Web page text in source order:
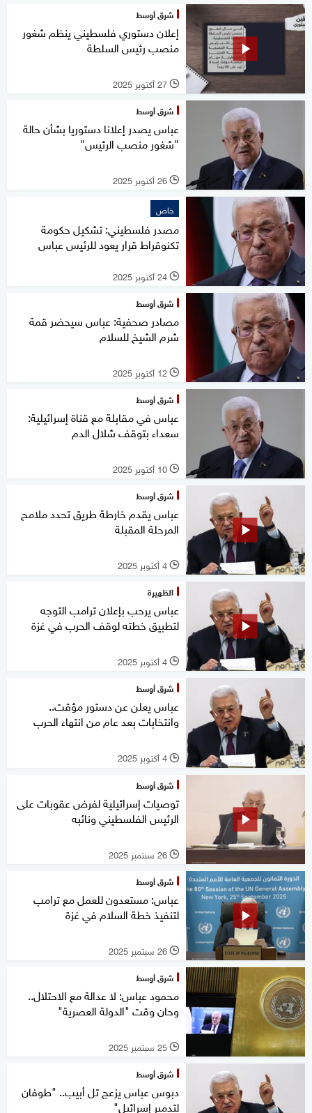
شرق أوسط
إعلان دستوري فلسطيني ينظم شغور
منصب رئيس السلطة
l 27 أكتوبر 2025
شرق أوسط
عباس يصدر إعلانا دستوريا بشأن حالة
"شغور منصب الرئيس"
l 26 أكتوبر 2025
خاص
مصدر فلسطيني: تشكيل حكومة
تكنوقراط قرار يعود للرئيس عباس
l 24 أكتوبر 2025
شرق أوسط
مصادر صحفية: عباس سيحضر قمة
شرم الشيخ للسلام
l 12 أكتوبر 2025
شرق أوسط
عباس في مقابلة مع قناة إسرائيلية:
سعداء بتوقف شلال الدم
l 10 أكتوبر 2025
شرق أوسط
عباس يقدم خارطة طريق تحدد ملامح
المرحلة المقبلة
l 4 أكتوبر 2025
الظهيرة
عباس يرحب بإعلان ترامب التوجه
لتطبيق خطته لوقف الحرب في غزة
l 4 أكتوبر 2025
شرق أوسط
عباس يعلن عن دستور مؤقت..
وانتخابات بعد عام من انتهاء الحرب
l 4 أكتوبر 2025
شرق أوسط
توصيات إسرائيلية لفرض عقوبات على
الرئيس الفلسطيني ونائبه
l 26 سبتمبر 2025
شرق أوسط
عباس: مستعدون للعمل مع ترامب
لتنفيذ خطة السلام في غزة
l 26 سبتمبر 2025
شرق أوسط
محمود عباس: لا عدالة مع الاحتلال..
وحان وقت "الدولة العصرية"
l 25 سبتمبر 2025
شرق أوسط
دبوس عباس يزعج تل أبيب.. "طوفان
لتدمير إسرائيل"